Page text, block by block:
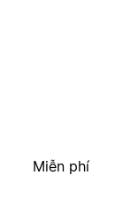
Miễn phí